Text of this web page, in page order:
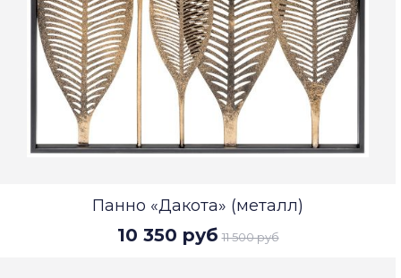
Панно «Дакота» (металл)
10 350 руб 11 500 руб